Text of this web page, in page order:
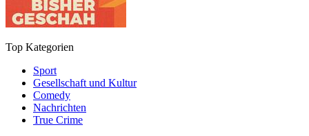
Top Kategorien
Sport
Gesellschaft und Kultur
Comedy
Nachrichten
True Crime